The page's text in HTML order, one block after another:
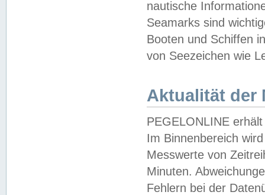
nautische
Seamarks sind
Booten und Schiffen
von Seezeichen wie
Aktualität der
PEGELONLINE
Im Binnenbereich
Messwerte von
Minuten.
Fehlern bei der